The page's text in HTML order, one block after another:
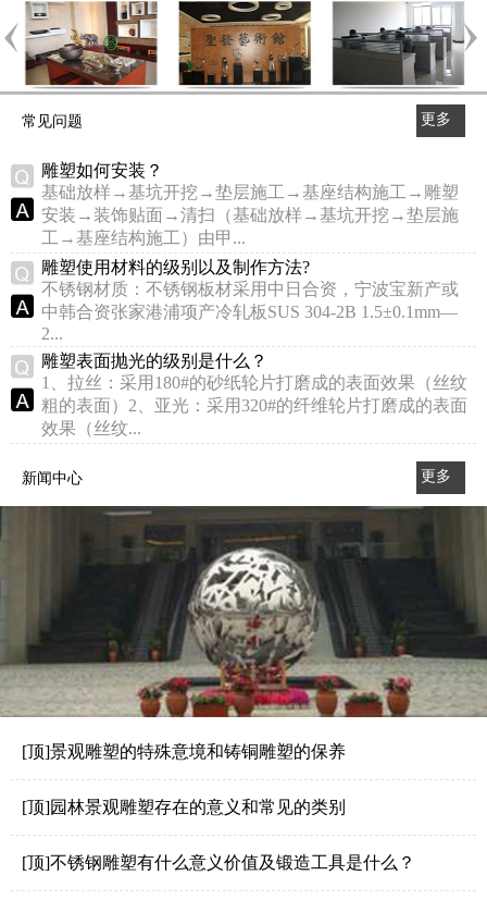
常见问题
更多
雕塑如何安装？
基础放样→基坑开挖→垫层施工→基座结构施工→雕塑
安装→装饰贴面→清扫（基础放样→基坑开挖→垫层施
工→基座结构施工）由甲...
雕塑使用材料的级别以及制作方法?
不锈钢材质：不锈钢板材采用中日合资，宁波宝新产或
中韩合资张家港浦项产冷轧板SUS 304-2B 1.5±0.1mm—
2...
雕塑表面抛光的级别是什么？
1、拉丝：采用180#的砂纸轮片打磨成的表面效果（丝纹
粗的表面）2、亚光：采用320#的纤维轮片打磨成的表面
效果（丝纹...
新闻中心
更多
>>
[顶]景观雕塑的特殊意境和铸铜雕塑的保养
[顶]园林景观雕塑存在的意义和常见的类别
[顶]不锈钢雕塑有什么意义价值及锻造工具是什么？